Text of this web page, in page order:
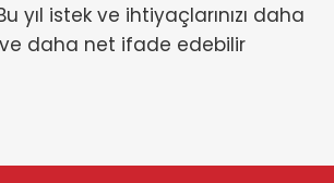
yıl istek ve ihtiyaçlarınızı daha
daha net ifade edebilir